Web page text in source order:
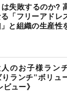
失敗するのか?
「フリーアドレ
と組織の生産性
のお子様ラン
ランチ”ボリュ
ュー》